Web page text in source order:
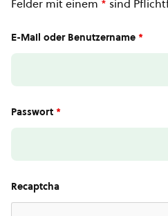
Felder mit einem * sind
E-Mail oder Benutzername *
Passwort *
Recaptcha